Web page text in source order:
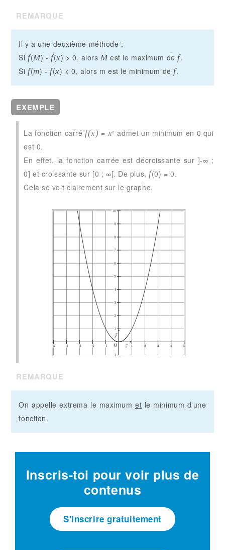
REMARQUE
Il y a une deuxième méthode :
Si f(M) - f(x) > 0, alors Mest le maximum de f.
Si f(m) - f(x) < 0, alors m est le minimum de f.
EXEMPLE
La fonction carré f(x) = x² admet un minimum en 0 qui
est 0.
En effet, la fonction carrée est décroissante sur ]-∞ ;
0] et croissante sur [0 ; ∞[. De plus, f(0) = 0.
Cela se voit clairement sur le graphe.
REMARQUE
On appelleextrema le maximumet le minimum d'une
fonction.
Inscris-toi pour voir plus de
contenus
S'inscrire gratuitement